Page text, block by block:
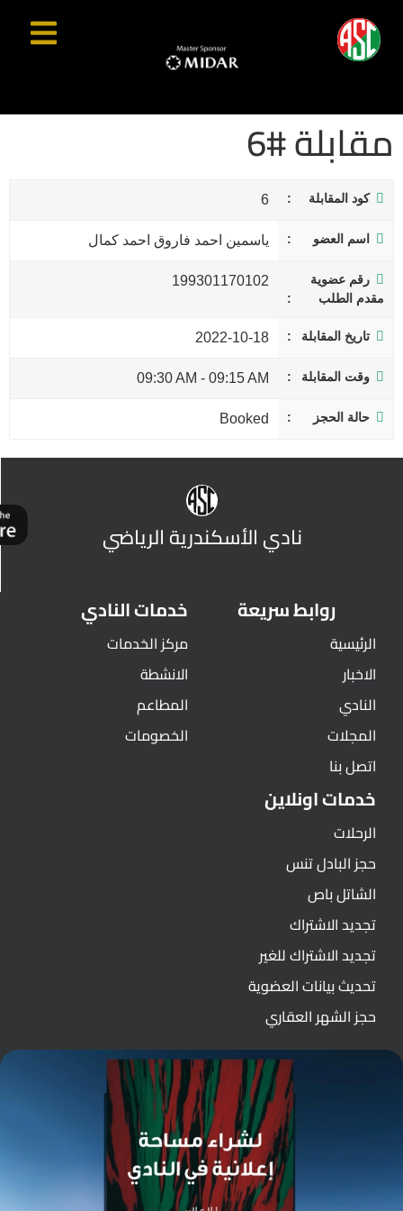
مقابلة #6
كود المقابلة 6
اسم العضو ياسمين احمد فاروق احمد كمال
رقم عضوية
مقدم الطلب
199301170102
تاريخ المقابلة 2022-10-18
وقت المقابلة 09:15 AM
-
09:30 AM
حالة الحجز Booked
نادي الأسكندرية الرياضي
روابط سريعة
الرئيسية
الاخبار
النادي
المجلات
اتصل بنا
خدمات النادي
مركز الخدمات
الانشطة
المطاعم
الخصومات
خدمات اونلاين
الرحلات
حجز البادل تنس
الشاتل باص
تجديد الاشتراك
تجديد الاشتراك للغير
تحديث بيانات العضوية
حجز الشهر العقاري